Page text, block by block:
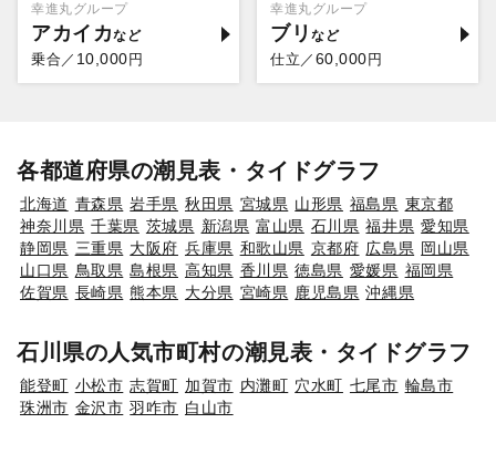
幸進丸グループ
アカイカ
乗合／ 10,000 円
幸進丸グループ
ブリ
仕立／ 60,000 円
各都道府県の潮見表・タイドグラフ
北海道 青森県 岩手県 秋田県 宮城県 山形県 福島県 東京都
神奈川県 千葉県 茨城県 新潟県 富山県 石川県 福井県 愛知県
静岡県 三重県 大阪府 兵庫県 和歌山県 京都府 広島県 岡山県
山口県 鳥取県 島根県 高知県 香川県 徳島県 愛媛県 福岡県
佐賀県 長崎県 熊本県 大分県 宮崎県 鹿児島県 沖縄県
石川県の人気市町村の潮見表・タイドグラフ
能登町 小松市 志賀町 加賀市 内灘町 穴水町 七尾市 輪島市
珠洲市 金沢市 羽咋市 白山市